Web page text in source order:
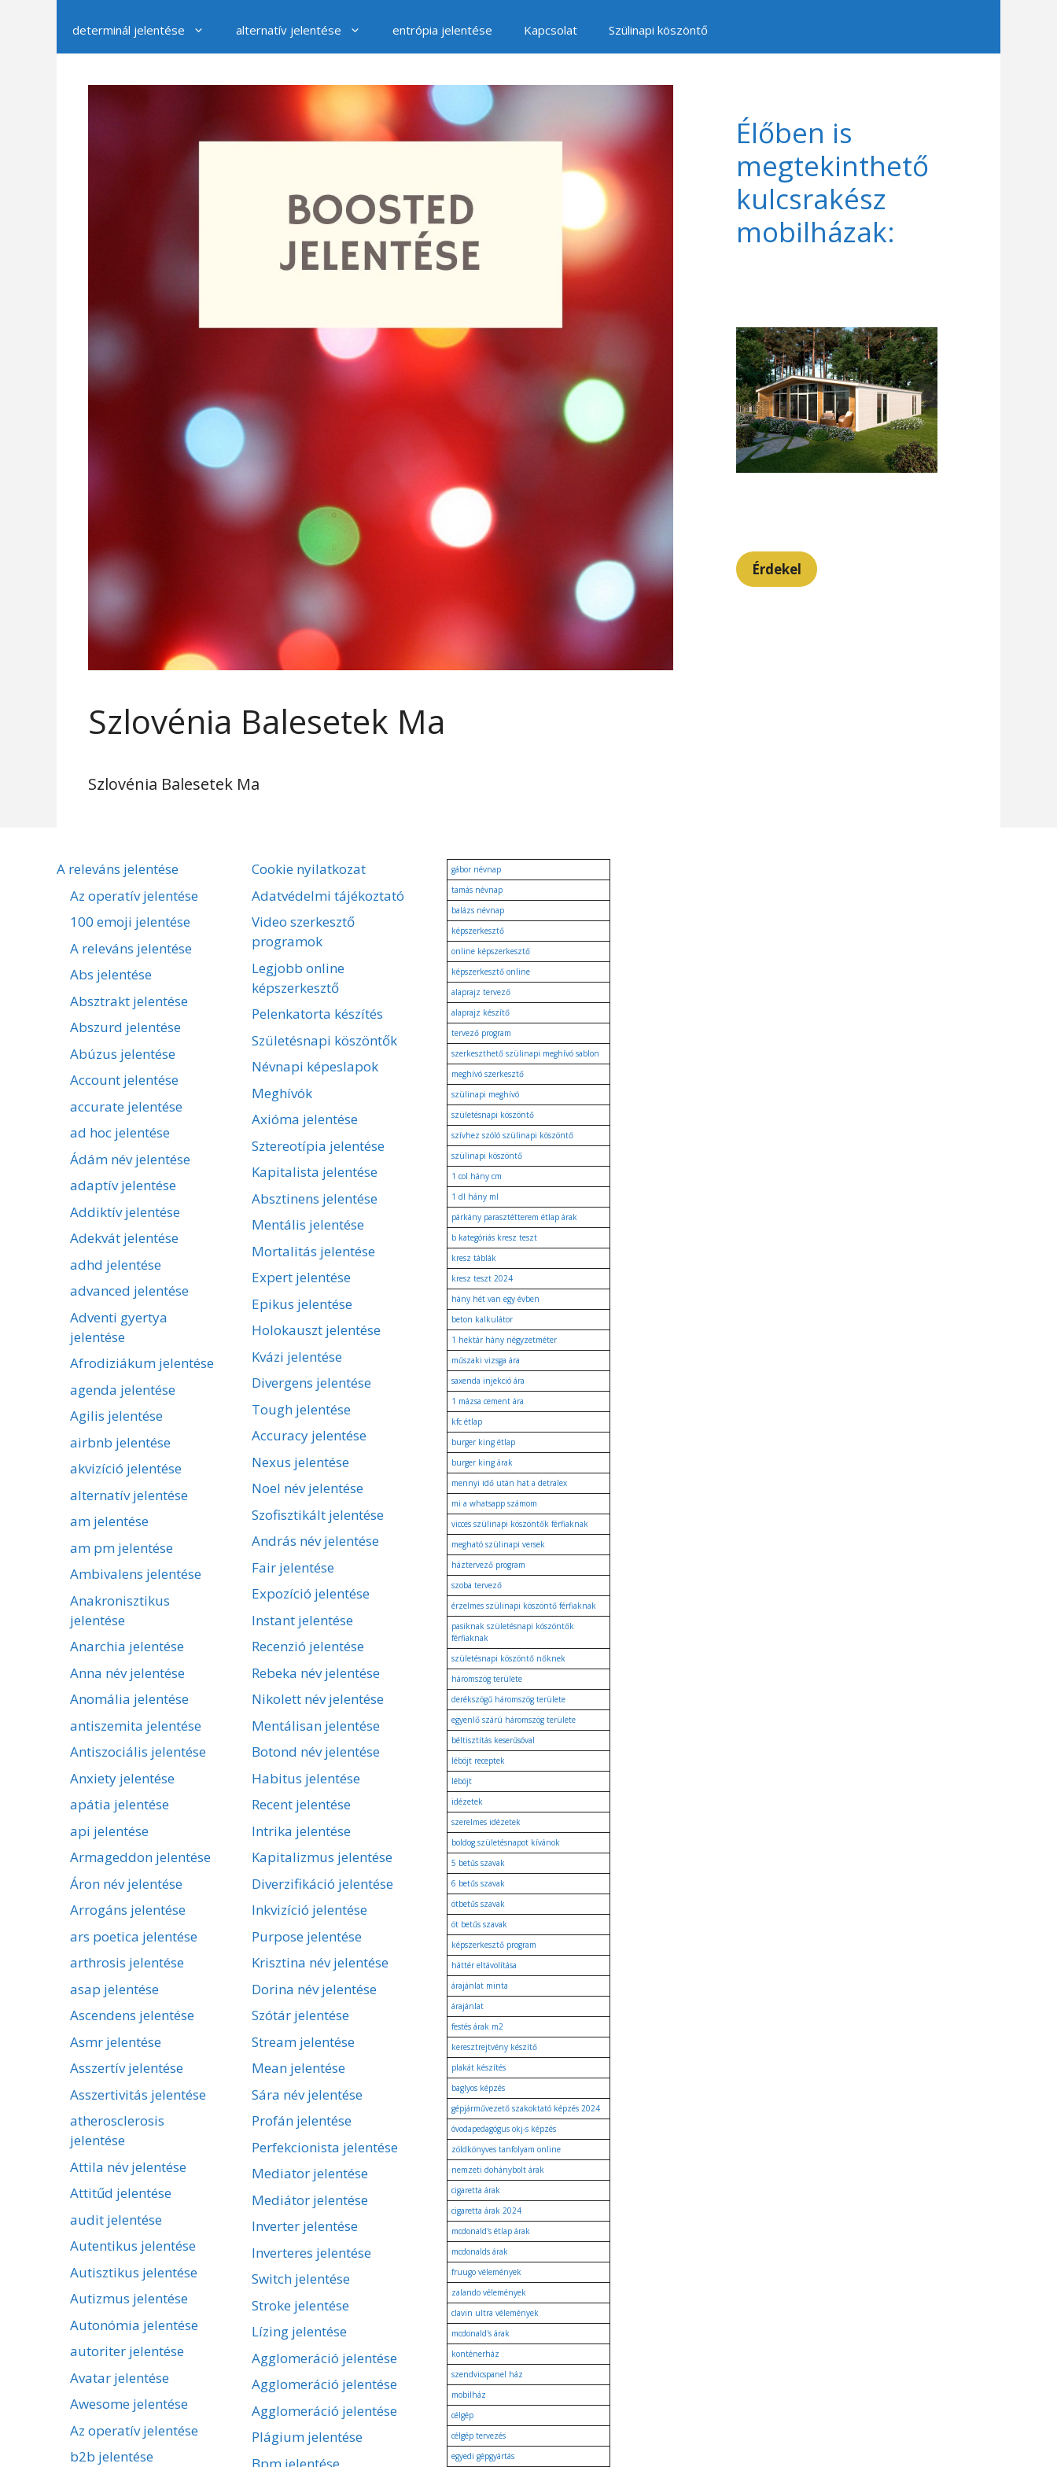
determinál jelentése alternatív jelentése entrópia jelentése Kapcsolat Szülinapi köszöntő
Szlovénia Balesetek Ma
Szlovénia Balesetek Ma
Élőben is
megtekinthető
kulcsrakész
mobilházak:
Érdekel
A releváns jelentése
Az operatív jelentése
100 emoji jelentése
A releváns jelentése
Abs jelentése
Absztrakt jelentése
Abszurd jelentése
Abúzus jelentése
Account jelentése
accurate jelentése
ad hoc jelentése
Ádám név jelentése
adaptív jelentése
Addiktív jelentése
Adekvát jelentése
adhd jelentése
advanced jelentése
Adventi gyertya
jelentése
Afrodiziákum jelentése
agenda jelentése
Agilis jelentése
airbnb jelentése
akvizíció jelentése
alternatív jelentése
am jelentése
am pm jelentése
Ambivalens jelentése
Anakronisztikus
jelentése
Anarchia jelentése
Anna név jelentése
Anomália jelentése
antiszemita jelentése
Antiszociális jelentése
Anxiety jelentése
apátia jelentése
api jelentése
Armageddon jelentése
Áron név jelentése
Arrogáns jelentése
ars poetica jelentése
arthrosis jelentése
asap jelentése
Ascendens jelentése
Asmr jelentése
Asszertív jelentése
Asszertivitás jelentése
atherosclerosis
jelentése
Attila név jelentése
Attitűd jelentése
audit jelentése
Autentikus jelentése
Autisztikus jelentése
Autizmus jelentése
Autonómia jelentése
autoriter jelentése
Avatar jelentése
Awesome jelentése
Az operatív jelentése
b2b jelentése
Cookie nyilatkozat
Adatvédelmi tájékoztató
Video szerkesztő
programok
Legjobb online
képszerkesztő
Pelenkatorta készítés
Születésnapi köszöntők
Névnapi képeslapok
Meghívók
Axióma jelentése
Sztereotípia jelentése
Kapitalista jelentése
Absztinens jelentése
Mentális jelentése
Mortalitás jelentése
Expert jelentése
Epikus jelentése
Holokauszt jelentése
Kvázi jelentése
Divergens jelentése
Tough jelentése
Accuracy jelentése
Nexus jelentése
Noel név jelentése
Szofisztikált jelentése
András név jelentése
Fair jelentése
Expozíció jelentése
Instant jelentése
Recenzió jelentése
Rebeka név jelentése
Nikolett név jelentése
Mentálisan jelentése
Botond név jelentése
Habitus jelentése
Recent jelentése
Intrika jelentése
Kapitalizmus jelentése
Diverzifikáció jelentése
Inkvizíció jelentése
Purpose jelentése
Krisztina név jelentése
Dorina név jelentése
Szótár jelentése
Stream jelentése
Mean jelentése
Sára név jelentése
Profán jelentése
Perfekcionista jelentése
Mediator jelentése
Mediátor jelentése
Inverter jelentése
Inverteres jelentése
Switch jelentése
Stroke jelentése
Lízing jelentése
Agglomeráció jelentése
Agglomeráció jelentése
Agglomeráció jelentése
Plágium jelentése
Bpm jelentése
gábor névnap
tamás névnap
balázs névnap
képszerkesztő
online képszerkesztő
képszerkesztő online
alaprajz tervező
alaprajz készítő
tervező program
szerkeszthető szülinapi meghívó sablon
meghívó szerkesztő
szülinapi meghívó
születésnapi köszöntő
szívhez szóló szülinapi köszöntő
szülinapi köszöntő
1 col hány cm
1 dl hány ml
párkány parasztétterem étlap árak
b kategóriás kresz teszt
kresz táblák
kresz teszt 2024
hány hét van egy évben
beton kalkulátor
1 hektár hány négyzetméter
műszaki vizsga ára
saxenda injekció ára
1 mázsa cement ára
kfc étlap
burger king étlap
burger king árak
mennyi idő után hat a detralex
mi a whatsapp számom
vicces szülinapi köszöntők férfiaknak
megható szülinapi versek
háztervező program
szoba tervező
érzelmes szülinapi köszöntő férfiaknak
pasiknak születésnapi köszöntők
férfiaknak
születésnapi köszöntő nőknek
háromszög területe
derékszögű háromszög területe
egyenlő szárú háromszög területe
béltisztítás keserűsóval
léböjt receptek
léböjt
idézetek
szerelmes idézetek
boldog születésnapot kívánok
5 betűs szavak
6 betűs szavak
ötbetűs szavak
öt betűs szavak
képszerkesztő program
háttér eltávolítása
árajánlat minta
árajánlat
festés árak m2
keresztrejtvény készítő
plakát készítés
baglyos képzés
gépjárművezető szakoktató képzés 2024
óvodapedagógus okj-s képzés
zöldkönyves tanfolyam online
nemzeti dohánybolt árak
cigaretta árak
cigaretta árak 2024
mcdonald's étlap árak
mcdonalds árak
fruugo vélemények
zalando vélemények
clavin ultra vélemények
mcdonald's árak
konténerház
szendvicspanel ház
mobilház
célgép
célgép tervezés
egyedi gépgyártás